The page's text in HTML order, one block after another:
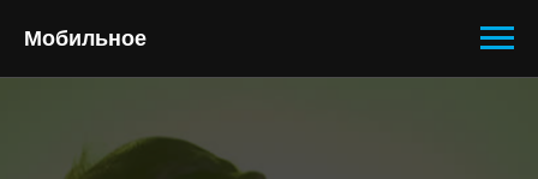
Мобильное